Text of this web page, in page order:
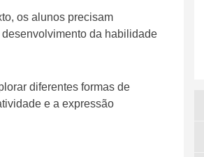
os alunos precisam
da habilidade
diferentes formas de
e a expressão